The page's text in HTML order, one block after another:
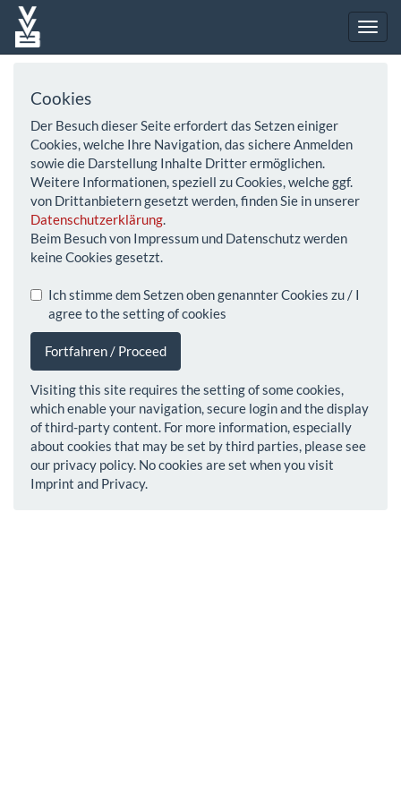
Cookies
Der Besuch dieser Seite erfordert das Setzen einiger
Cookies, welche Ihre Navigation, das sichere Anmelden
sowie die Darstellung Inhalte Dritter ermöglichen.
Weitere Informationen, speziell zu Cookies, welche ggf.
von Drittanbietern gesetzt werden, finden Sie in unserer
Datenschutzerklärung.
Beim Besuch von Impressum und Datenschutz werden
keine Cookies gesetzt.
Ich stimme dem Setzen oben genannter Cookies zu / I
agree to the setting of cookies
Fortfahren / Proceed
Visiting this site requires the setting of some cookies,
which enable your navigation, secure login and the display
of third-party content. For more information, especially
about cookies that may be set by third parties, please see
our privacy policy. No cookies are set when you visit
Imprint and Privacy.